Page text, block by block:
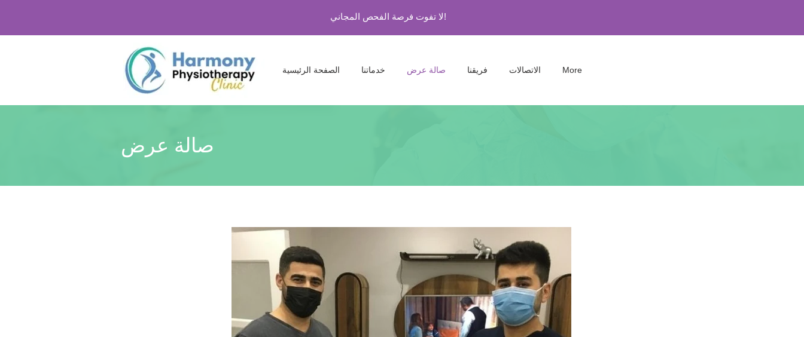
لا تفوت فرصة الفحص المجاني!
الصفحة الرئيسية خدماتنا صالة عرض فريقنا الاتصالات More
صالة عرض